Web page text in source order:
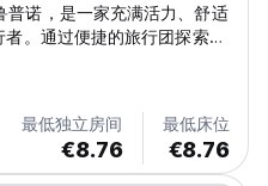
诺，是一家充满活力、舒适
。通过便捷的旅行团探索的
language)
最低独立房间
€8.76
最低床位
€8.76